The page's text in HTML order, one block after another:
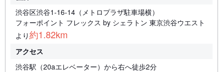
渋谷区渋谷1-16-14（メトロプラザ駐車場横）
フォーポイント フレックス by シェラトン 東京渋谷ウエスト
より約1.82km
アクセス
渋谷駅（20aエレベーター）から右へ徒歩2分